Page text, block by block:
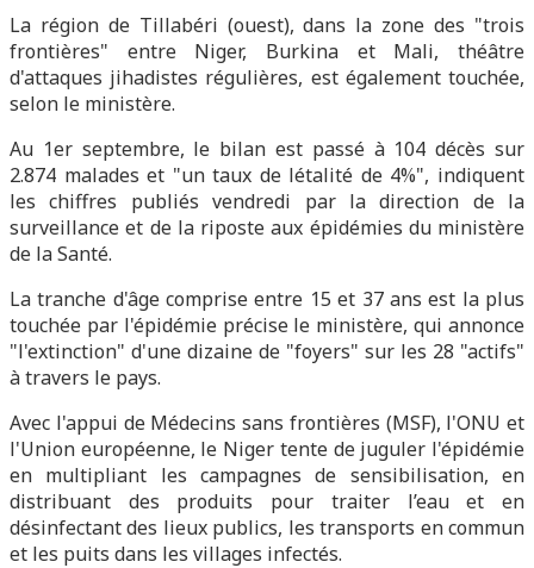
La région de Tillabéri (ouest), dans la zone des "trois
frontières" entre Niger, Burkina et Mali, théâtre
d'attaques jihadistes régulières, est également touchée,
selon le ministère.
Au 1er septembre, le bilan est passé à 104 décès sur
2.874 malades et "un taux de létalité de 4%", indiquent
les chiffres publiés vendredi par la direction de la
surveillance et de la riposte aux épidémies du ministère
de la Santé.
La tranche d'âge comprise entre 15 et 37 ans est la plus
touchée par l'épidémie précise le ministère, qui annonce
"l'extinction" d'une dizaine de "foyers" sur les 28 "actifs"
à travers le pays.
Avec l'appui de Médecins sans frontières (MSF), l'ONU et
l'Union européenne, le Niger tente de juguler l'épidémie
en multipliant les campagnes de sensibilisation, en
distribuant des produits pour traiter l’eau et en
désinfectant des lieux publics, les transports en commun
et les puits dans les villages infectés.